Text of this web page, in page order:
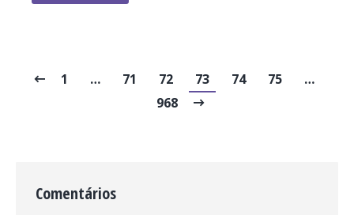
1 … 71 72 73 74 75
…
968
Comentários